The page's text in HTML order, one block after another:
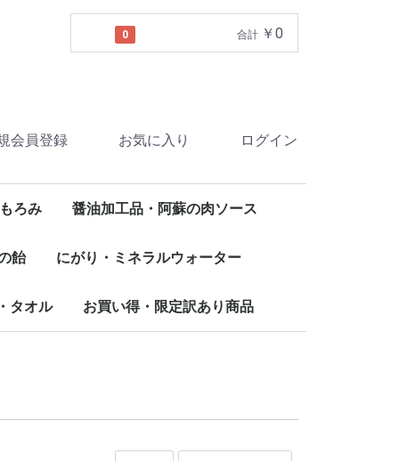
0 合計 ￥0
会員登録 お気に入り ログイン
もろみ 醤油加工品・阿蘇の肉ソース
飴 にがり・ミネラルウォーター
タオル お買い得・限定訳あり商品